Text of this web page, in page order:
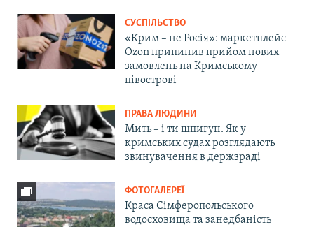
СУСПІЛЬСТВО
«Крим – не Росія»: маркетплейс
Ozon припинив прийом нових
замовлень на Кримському
півострові
ПРАВА ЛЮДИНИ
Мить – і ти шпигун. Як у
кримських судах розглядають
звинувачення в держзраді
ФОТОГАЛЕРЕЇ
Краса Сімферопольського
водосховища та занедбаність